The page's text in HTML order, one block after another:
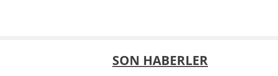
SON HABERLER